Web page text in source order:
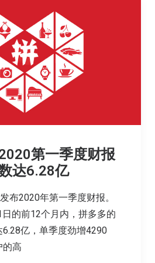
第一季度财报
达6.28亿
布2020年第一季度财报。
的前12个月内，拼多多的
亿，单季度劲增4290
的高